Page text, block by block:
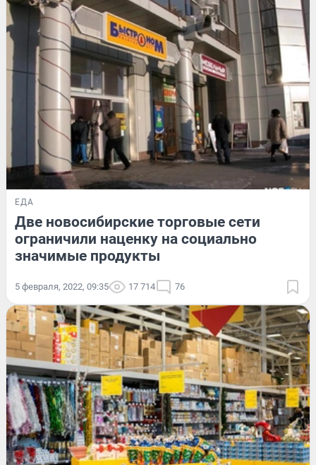
ЕДА
Две новосибирские торговые сети
ограничили наценку на социально
значимые продукты
5 февраля, 2022, 09:35 17 714 76